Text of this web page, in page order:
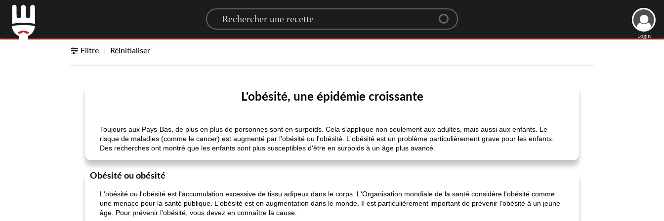
Search for a recipe
Login
Filtre Réinitialiser
L'obésité, une épidémie croissante
Toujours aux Pays-Bas, de plus en plus de personnes sont en surpoids. Cela s'applique non seulement aux adultes, mais aussi aux enfants. Le
risque de maladies (comme le cancer) est augmenté par l'obésité ou l'obésité. L'obésité est un problème particulièrement grave pour les enfants.
Des recherches ont montré que les enfants sont plus susceptibles d'être en surpoids à un âge plus avancé.
Obésité ou obésité
L'obésité ou l'obésité est l'accumulation excessive de tissu adipeux dans le corps. L'Organisation mondiale de la santé considère l'obésité comme
une menace pour la santé publique. L'obésité est en augmentation dans le monde. Il est particulièrement important de prévenir l'obésité à un jeune
âge. Pour prévenir l'obésité, vous devez en connaître la cause.